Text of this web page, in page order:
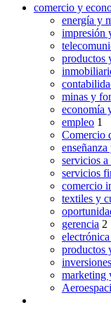
comercio y
energía y
impresión
productos
minas y
economía
empleo 1
Comercio
servicios a
servicios
comercio
textiles y
gerencia 2
productos
inversiones
marketing